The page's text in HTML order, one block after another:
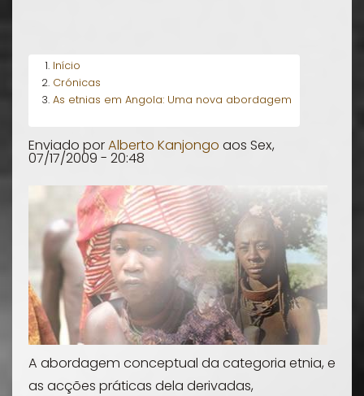
Início
Crónicas
As etnias em Angola: Uma nova abordagem
Enviado porAlberto Kanjongo aos Sex,
07/17/2009 - 20:48
A abordagem conceptual da categoria etnia, e
as acções práticas dela derivadas,